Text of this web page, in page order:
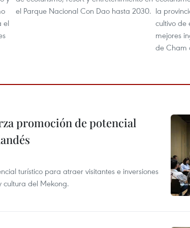
el
el Parque Nacional Con Dao hasta 2030. la
cultivo de
mejores
de Cham
promoción de potencial
turístico para atraer visitantes e inversiones
cultura del Mekong.